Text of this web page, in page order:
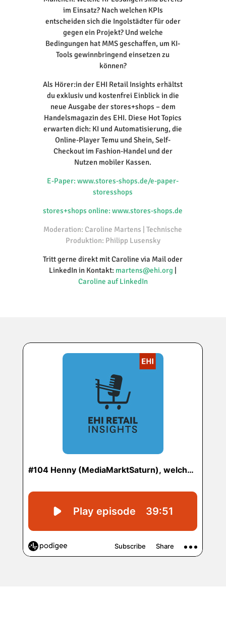
im Einsatz? Nach welchen KPIs
entscheiden sich die Ingolstädter für oder
gegen ein Projekt? Und welche
Bedingungen hat MMS geschaffen, um KI-
Tools gewinnbringend einsetzen zu
können?
Als Hörer:in der EHI Retail Insights erhältst
du exklusiv und kostenfrei Einblick in die
neue Ausgabe der stores+shops – dem
Handelsmagazin des EHI. Diese Hot Topics
erwarten dich: KI und Automatisierung, die
Online-Player Temu und Shein, Self-
Checkout im Fashion-Handel und der
Nutzen mobiler Kassen.
E-Paper: www.stores-shops.de/e-paper-
storesshops
stores+shops online: www.stores-shops.de
Moderation: Caroline Martens | Technische
Produktion: Philipp Lusensky
Tritt gerne direkt mit Caroline via Mail oder
LinkedIn in Kontakt: martens@ehi.org |
Caroline auf LinkedIn